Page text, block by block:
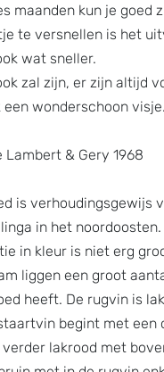
maanden kun je
te versnellen is het
wat sneller.
zal zijn, er zijn altijd
een wonderschoon
& Gery 1968
is
in het
in kleur is niet erg
liggen een groot
heeft. De rugvin is
begint met
lakrood met